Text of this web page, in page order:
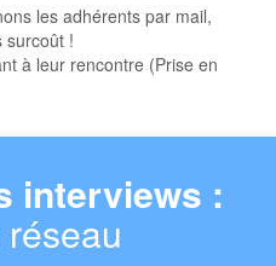
les adhérents par mail,
surcoût !
à leur rencontre (Prise en
interviews :